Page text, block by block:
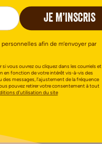
JE M’INSCRIS
afin de m’envoyer par
vous ouvrez ou cliquez dans les courriels et
en fonction de votre intérêt vis-à-vis des
messages, l’ajustement de la fréquence
pouvez retirer votre consentement à tout
d’utilisation du site